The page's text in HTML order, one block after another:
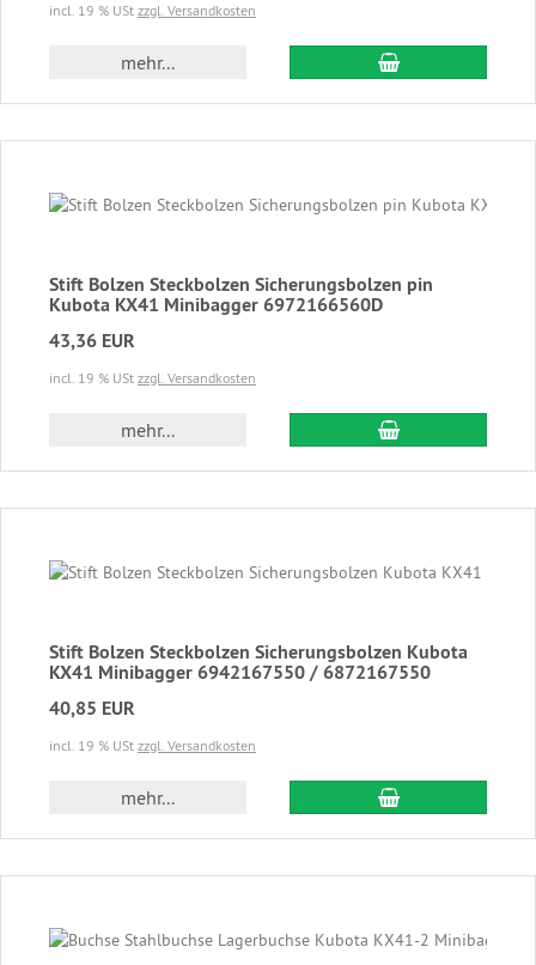
incl. 19 % USt zzgl. Versandkosten
mehr... In den
Stift Bolzen Steckbolzen Sicherungsbolzen pin
Kubota KX41 Minibagger 6972166560D
43,36 EUR
incl. 19 % USt zzgl. Versandkosten
mehr... In den
Stift Bolzen Steckbolzen Sicherungsbolzen Kubota
KX41 Minibagger 6942167550 / 6872167550
40,85 EUR
incl. 19 % USt zzgl. Versandkosten
mehr... In den